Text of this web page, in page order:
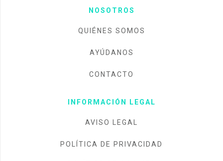
NOSOTROS
QUIÉNES SOMOS
AYÚDANOS
CONTACTO
INFORMACIÓN LEGAL
AVISO LEGAL
POLÍTICA DE PRIVACIDAD